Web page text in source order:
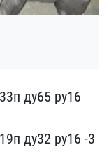
ду65 ру16
ду32 ру16 -3​